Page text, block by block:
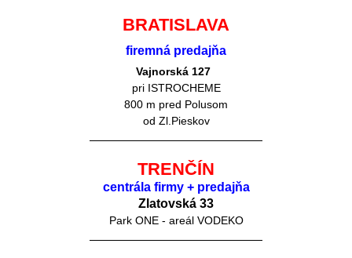
BRATISLAVA
firemná predajňa
Vajnorská 127
pri ISTROCHEME
800 m pred Polusom
od Zl.Pieskov
TRENČÍN
centrála firmy + predajňa
Zlatovská 33
Park ONE - areál VODEKO